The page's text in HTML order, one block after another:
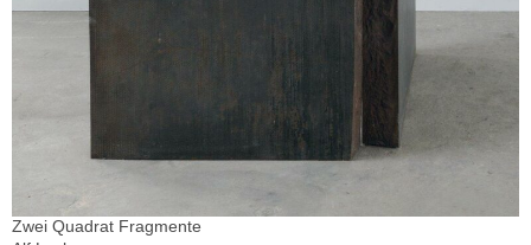
Zwei Quadrat Fragmente